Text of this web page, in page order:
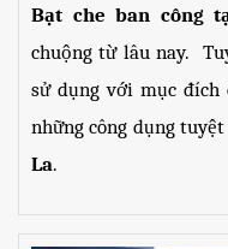
Bạt che ban công
chuộng từ lâu nay.
sử dụng với mục đích
những công dụng
La.